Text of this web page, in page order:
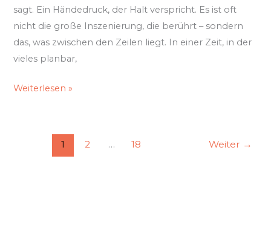
sagt. Ein Händedruck, der Halt verspricht. Es ist oft
nicht die große Inszenierung, die berührt – sondern
das, was zwischen den Zeilen liegt. In einer Zeit, in der
vieles planbar,
Weiterlesen »
1 2 … 18 Weiter →